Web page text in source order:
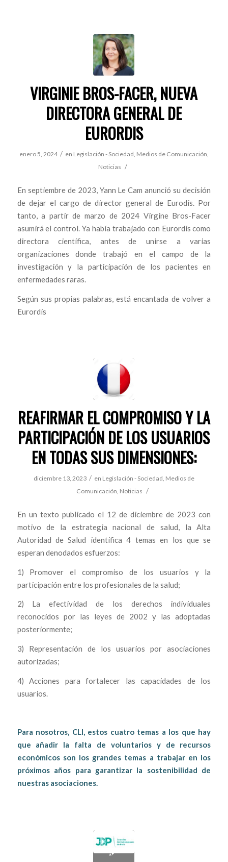
VIRGINIE BROS-FACER, NUEVA
DIRECTORA GENERAL DE
EURORDIS
enero 5, 2024 / en Legislación - Sociedad, Medios de Comunicación,
Noticias /
En septiembre de 2023, Yann Le Cam anunció su decisión
de dejar el cargo de director general de Eurodis. Por
tanto, a partir de marzo de 2024 Virgine Bros-Facer
asumirá el control. Ya había trabajado con Eurordis como
directora científica, antes de unirse a varias
organizaciones donde trabajó en el campo de la
investigación y la participación de los pacientes en
enfermedades raras.
Según sus propias palabras, está encantada de volver a
Eurordis
REAFIRMAR EL COMPROMISO Y LA
PARTICIPACIÓN DE LOS USUARIOS
EN TODAS SUS DIMENSIONES:
diciembre 13, 2023 / en Legislación - Sociedad, Medios de
Comunicación, Noticias /
En un texto publicado el 12 de diciembre de 2023 con
motivo de la estrategia nacional de salud, la Alta
Autoridad de Salud identifica 4 temas en los que se
esperan denodados esfuerzos:
1) Promover el compromiso de los usuarios y la
participación entre los profesionales de la salud;
2) La efectividad de los derechos individuales
reconocidos por las leyes de 2002 y las adoptadas
posteriormente;
3) Representación de los usuarios por asociaciones
autorizadas;
4) Acciones para fortalecer las capacidades de los
usuarios.
Para nosotros, CLI, estos cuatro temas a los que hay
que añadir la falta de voluntarios y de recursos
económicos son los grandes temas a trabajar en los
próximos años para garantizar la sostenibilidad de
nuestras asociaciones.